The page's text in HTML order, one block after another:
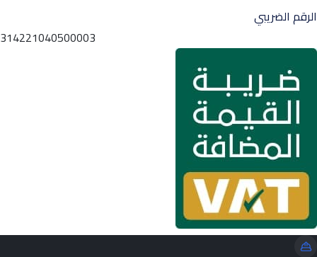
الرقم الضريبي
314221040500003